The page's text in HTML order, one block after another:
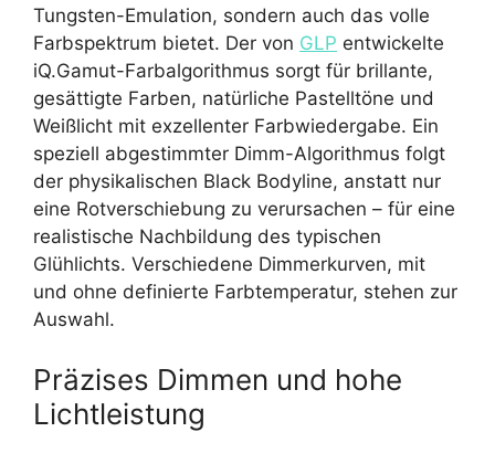
Tungsten-Emulation, sondern auch das volle
Farbspektrum bietet. Der von GLP entwickelte
iQ.Gamut-Farbalgorithmus sorgt für brillante,
gesättigte Farben, natürliche Pastelltöne und
Weißlicht mit exzellenter Farbwiedergabe. Ein
speziell abgestimmter Dimm-Algorithmus folgt
der physikalischen Black Bodyline, anstatt nur
eine Rotverschiebung zu verursachen – für eine
realistische Nachbildung des typischen
Glühlichts. Verschiedene Dimmerkurven, mit
und ohne definierte Farbtemperatur, stehen zur
Auswahl.
Präzises Dimmen und hohe
Lichtleistung